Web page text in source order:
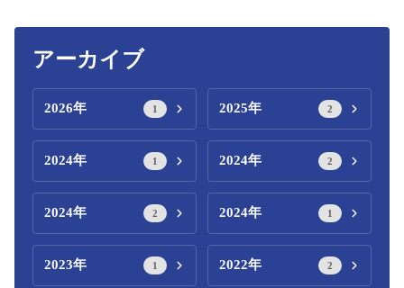
アーカイブ
2026年 1 2025年 2
2024年 1 2024年 2
2024年 2 2024年 1
2023年 1 2022年 2